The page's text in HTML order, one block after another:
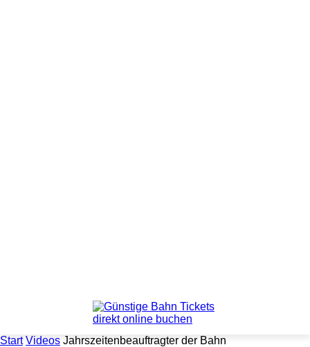
Start Videos Jahrszeitenbeauftragter der Bahn